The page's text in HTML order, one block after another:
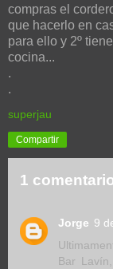
compras el
que hacerlo en
para ello y 2º
cocina...
.
.
superjau
Compartir
1
Jorge 9
Bar